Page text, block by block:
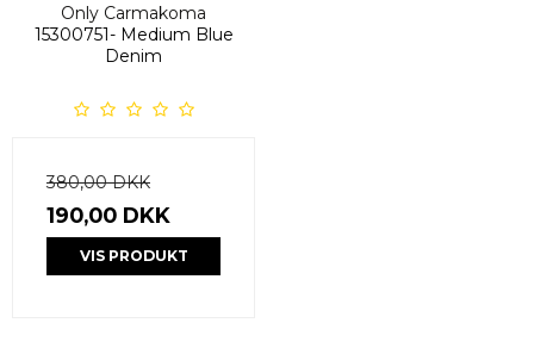
Only Carmakoma
15300751- Medium Blue
Denim
380,00 DKK
190,00 DKK
VIS PRODUKT